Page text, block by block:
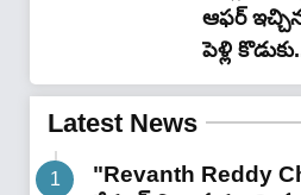
ఆఫ‌ర్
పెళ్లి
Latest News
"Revanth Reddy